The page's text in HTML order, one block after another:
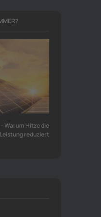
Warum Hitze die
Leistung reduziert